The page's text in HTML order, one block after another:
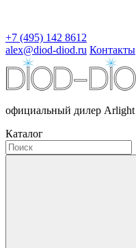
+7 (495) 142 8612
alex@diod-diod.ru Контакты
официальный дилер Arlight
Каталог